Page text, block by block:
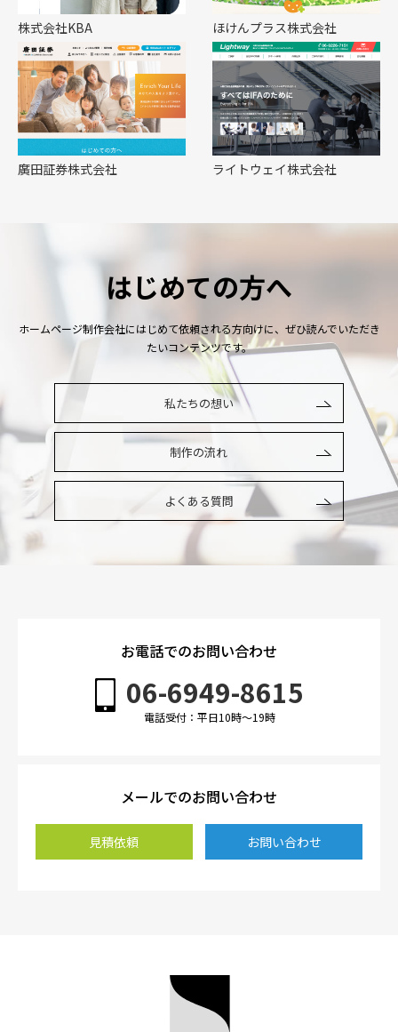
株式会社KBA ほけんプラス株式会社
廣田証券株式会社 ライトウェイ株式会社
はじめての方へ
ホームページ制作会社にはじめて依頼される方向けに、ぜひ読んでいただき
たいコンテンツです。
私たちの想い
制作の流れ
よくある質問
お電話でのお問い合わせ
06-6949-8615
電話受付：平日10時〜19時
メールでのお問い合わせ
見積依頼 お問い合わせ